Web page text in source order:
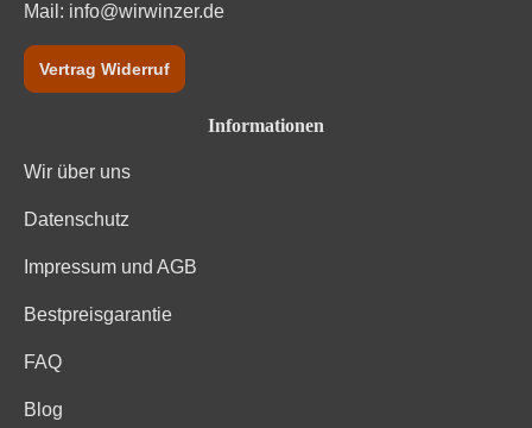
Mail: info@wirwinzer.de
Vertrag Widerruf
Informationen
Wir über uns
Datenschutz
Impressum und AGB
Bestpreisgarantie
FAQ
Blog